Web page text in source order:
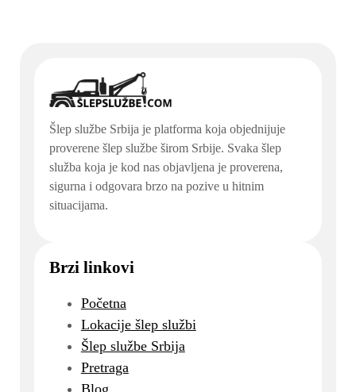
Šlep službe Srbija je platforma koja objednijuje
proverene šlep službe širom Srbije. Svaka šlep
služba koja je kod nas objavljena je proverena,
sigurna i odgovara brzo na pozive u hitnim
situacijama.
Brzi linkovi
Početna
Lokacije šlep službi
Šlep službe Srbija
Pretraga